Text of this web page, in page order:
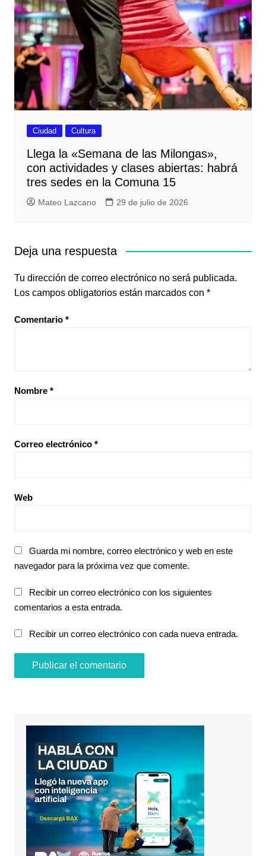
Ciudad Cultura
Llega la «Semana de las Milongas»,
con actividades y clases abiertas: habrá
tres sedes en la Comuna 15
Mateo Lazcano 29 de julio de 2026
Deja una respuesta
Tu dirección de correo electrónico no será publicada.
Los campos obligatorios están marcados con *
Comentario *
Nombre *
Correo electrónico *
Web
Guarda mi nombre, correo electrónico y web en este
navegador para la próxima vez que comente.
Recibir un correo electrónico con los siguientes
comentarios a esta entrada.
Recibir un correo electrónico con cada nueva entrada.